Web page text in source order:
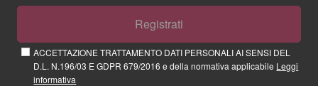
Registrati
ACCETTAZIONE TRATTAMENTO DATI PERSONALI AI SENSI DEL
D.L. N.196/03 E GDPR 679/2016 e della normativa applicabile Leggi
informativa